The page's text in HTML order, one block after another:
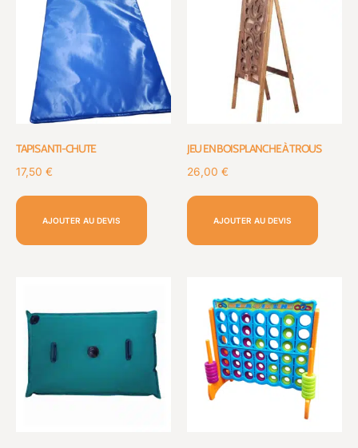
TAPIS ANTI-CHUTE
17,50 €
AJOUTER AU DEVIS
JEU EN BOIS PLANCHE À TROUS
26,00 €
AJOUTER AU DEVIS